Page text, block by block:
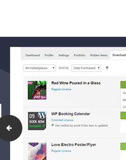
7_support(A)